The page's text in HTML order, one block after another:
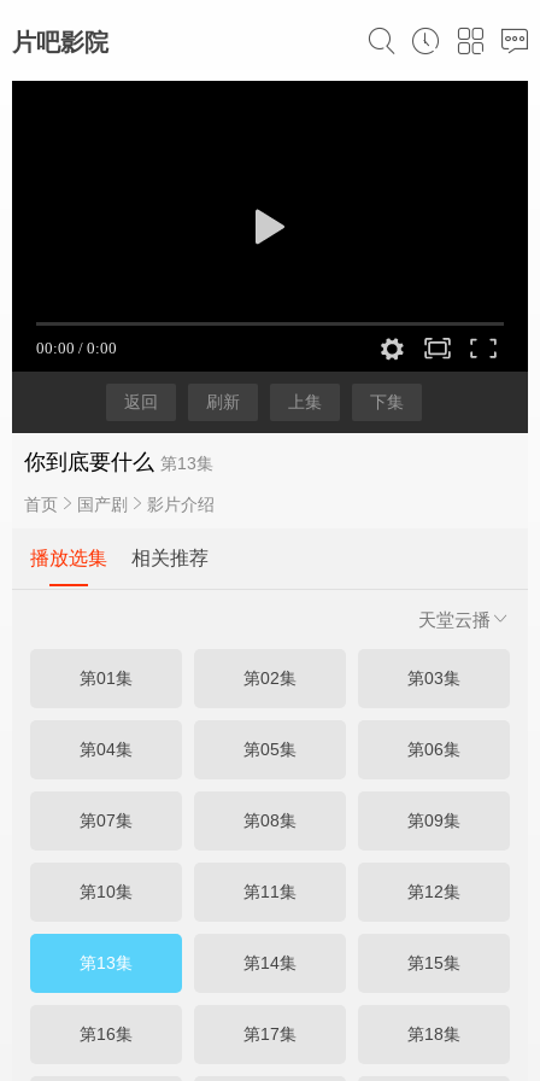
片吧影院
返回 刷新 上集 下集
你到底要什么 第13集
首页 国产剧 影片介绍
播放选集 相关推荐
天堂云播
第01集 第02集 第03集
第04集 第05集 第06集
第07集 第08集 第09集
第10集 第11集 第12集
第13集 第14集 第15集
第16集 第17集 第18集